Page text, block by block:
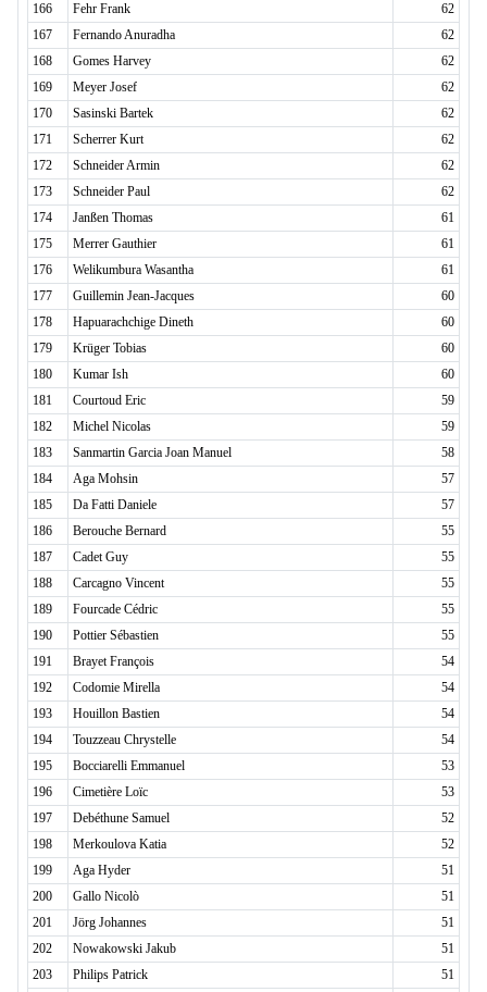
166
Fehr Frank
62
167
Fernando Anuradha
62
168
Gomes Harvey
62
169
Meyer Josef
62
170
Sasinski Bartek
62
171
Scherrer Kurt
62
172
Schneider Armin
62
173
Schneider Paul
62
174
Janßen Thomas
61
175
Merrer Gauthier
61
176
Welikumbura Wasantha
61
177
Guillemin Jean-Jacques
60
178
Hapuarachchige Dineth
60
179
Krüger Tobias
60
180
Kumar Ish
60
181
Courtoud Eric
59
182
Michel Nicolas
59
183
Sanmartin Garcia Joan Manuel
58
184
Aga Mohsin
57
185
Da Fatti Daniele
57
186
Berouche Bernard
55
187
Cadet Guy
55
188
Carcagno Vincent
55
189
Fourcade Cédric
55
190
Pottier Sébastien
55
191
Brayet François
54
192
Codomie Mirella
54
193
Houillon Bastien
54
194
Touzzeau Chrystelle
54
195
Bocciarelli Emmanuel
53
196
Cimetière Loïc
53
197
Debéthune Samuel
52
198
Merkoulova Katia
52
199
Aga Hyder
51
200
Gallo Nicolò
51
201
Jörg Johannes
51
202
Nowakowski Jakub
51
203
Philips Patrick
51